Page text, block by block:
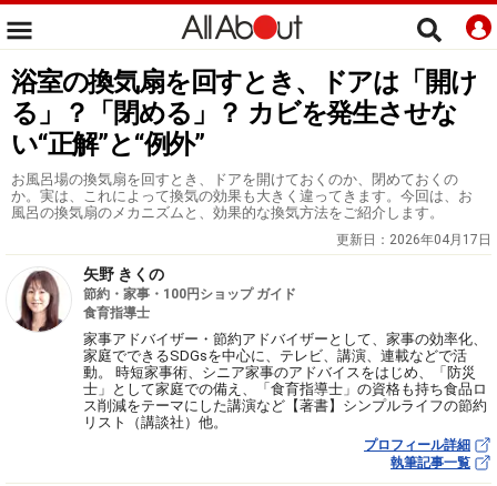
浴室の換気扇を回すとき、ドアは「開け
る」？「閉める」？ カビを発生させな
い“正解”と“例外”
お風呂場の換気扇を回すとき、ドアを開けておくのか、閉めておくの
か。実は、これによって換気の効果も大きく違ってきます。今回は、お
風呂の換気扇のメカニズムと、効果的な換気方法をご紹介します。
更新日： 2026年04月17日
矢野 きくの
節約・家事・100円ショップ ガイド
食育指導士
家事アドバイザー・節約アドバイザーとして、家事の効率化、
家庭でできるSDGsを中心に、テレビ、講演、連載などで活
動。 時短家事術、シニア家事のアドバイスをはじめ、「防災
士」として家庭での備え、「食育指導士」の資格も持ち食品ロ
ス削減をテーマにした講演など【著書】シンプルライフの節約
リスト（講談社）他。
プロフィール詳細
執筆記事一覧